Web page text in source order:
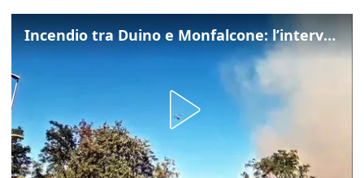
Incendio tra Duino e Monfalcone: l’intervento dei vigili del fuoco